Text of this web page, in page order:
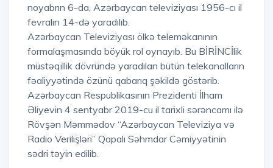
noyabrın 6-da, Azərbaycan televiziyası 1956-cı il
fevralın 14-də yaradılıb.
Azərbaycan Televiziyası ölkə teleməkanının
formalaşmasında böyük rol oynayıb. Bu BİRİNCİlik
müstəqillik dövründə yaradılan bütün telekanalların
fəaliyyətində özünü qabarıq şəkildə göstərib.
Azərbaycan Respublikasının Prezidenti İlham
Əliyevin 4 sentyabr 2019-cu il tarixli sərəncamı ilə
Rövşən Məmmədov “Azərbaycan Televiziya və
Radio Verilişləri” Qapalı Səhmdar Cəmiyyətinin
sədri təyin edilib.